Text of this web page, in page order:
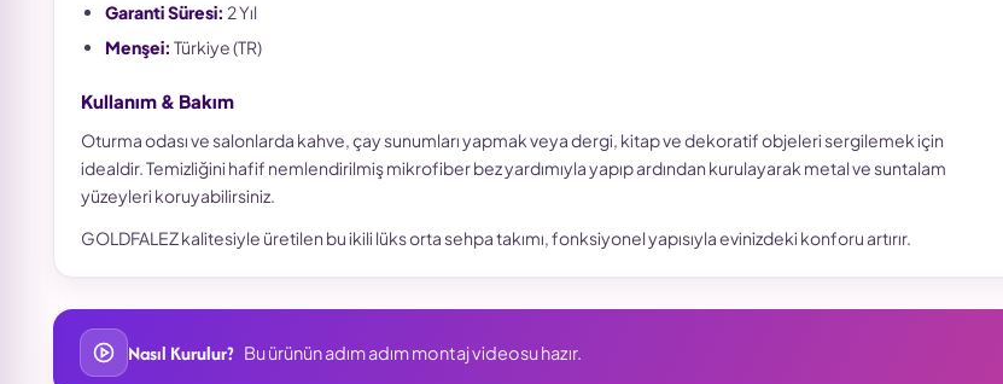
Garanti Süresi: 2 Yıl
Menşei: Türkiye (TR)
Kullanım & Bakım
Oturma odası ve salonlarda kahve, çay sunumları yapmak veya dergi, kitap ve dekoratif objeleri sergilemek için
idealdir. Temizliğini hafif nemlendirilmiş mikrofiber bez yardımıyla yapıp ardından kurulayarak metal ve suntalam
yüzeyleri koruyabilirsiniz.
GOLDFALEZ kalitesiyle üretilen bu ikili lüks orta sehpa takımı, fonksiyonel yapısıyla evinizdeki konforu artırır.
Nasıl Kurulur? Bu ürünün adım adım montaj videosu hazır.